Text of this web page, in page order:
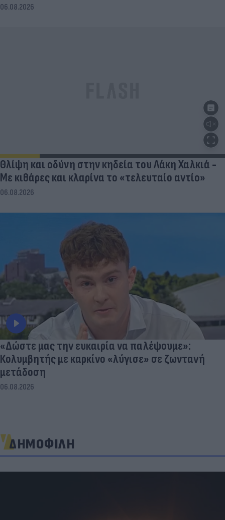
06.08.2026
Θλίψη και οδύνη στην κηδεία του Λάκη Χαλκιά -
Με κιθάρες και κλαρίνα το «τελευταίο αντίο»
06.08.2026
«Δώστε μας την ευκαιρία να παλέψουμε»:
Κολυμβητής με καρκίνο «λύγισε» σε ζωντανή
μετάδοση
06.08.2026
ΔΗΜΟΦΙΛΗ